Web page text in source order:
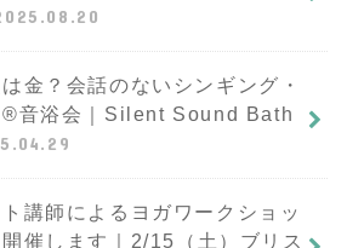
金？会話のないシンギング・
®︎音浴会｜Silent Sound Bath
講師によるヨガワークショッ
催します｜2/15（土）ブリス